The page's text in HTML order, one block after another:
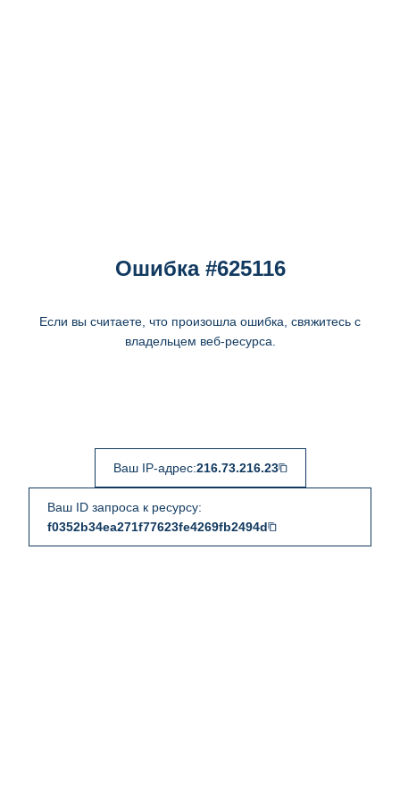
Ошибка #625116
Если вы считаете, что произошла ошибка, свяжитесь с
владельцем веб-ресурса.
Ваш IP-адрес:216.73.216.23
Ваш ID запроса к ресурсу:
f0352b34ea271f77623fe4269fb2494d